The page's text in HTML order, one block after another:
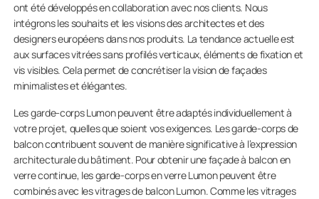
ont été développés en collaboration avec nos clients. Nous
intégrons les souhaits et les visions des architectes et des
designers européens dans nos produits. La tendance actuelle est
aux surfaces vitrées sans profilés verticaux, éléments de fixation et
vis visibles. Cela permet de concrétiser la vision de façades
minimalistes et élégantes.
Les garde-corps Lumon peuvent être adaptés individuellement à
votre projet, quelles que soient vos exigences. Les garde-corps de
balcon contribuent souvent de manière significative à l’expression
architecturale du bâtiment. Pour obtenir une façade à balcon en
verre continue, les garde-corps en verre Lumon peuvent être
combinés avec les vitrages de balcon Lumon. Comme les vitrages